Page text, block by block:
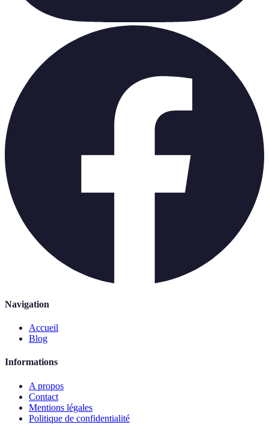
Navigation
Accueil
Blog
Informations
A propos
Contact
Mentions légales
Politique de confidentialité